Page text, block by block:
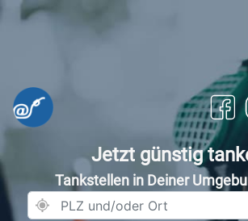
Jetzt günstig
Tankstellen in Deiner